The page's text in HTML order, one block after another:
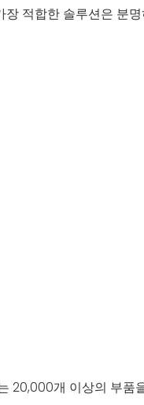
적합한 솔루션은 분
20,000개 이상의 부품